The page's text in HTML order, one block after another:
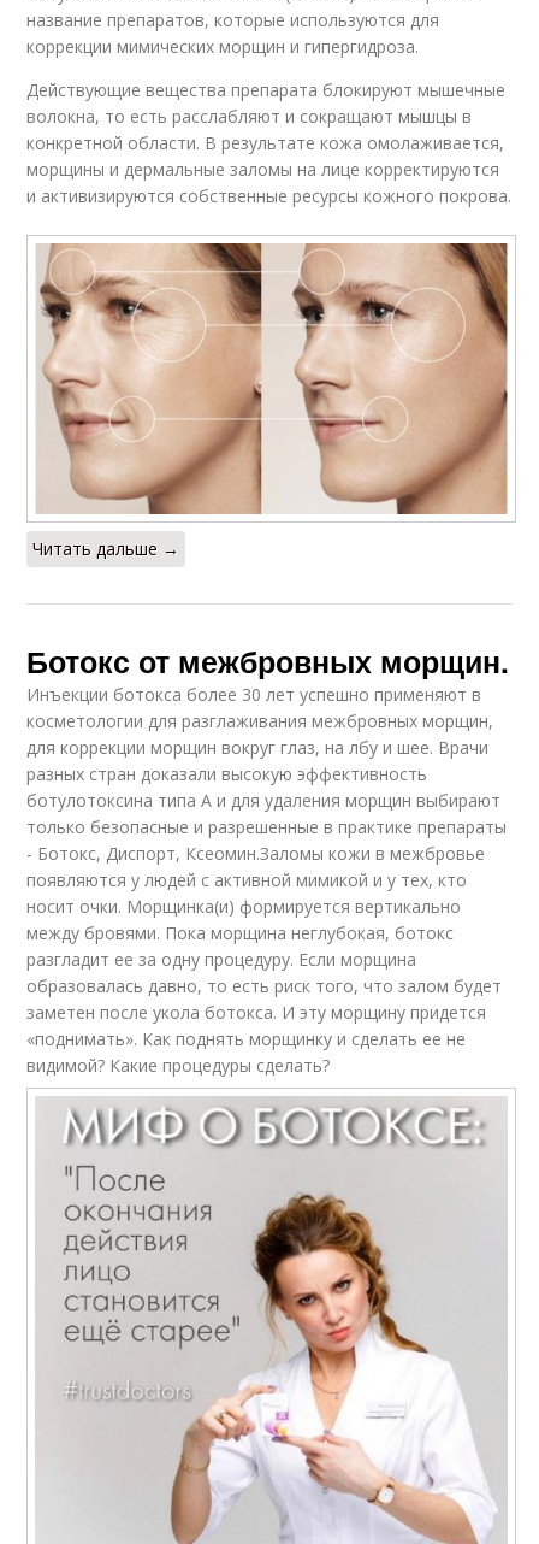
название препаратов, которые используются для
коррекции мимических морщин и гипергидроза.
Действующие вещества препарата блокируют мышечные
волокна, то есть расслабляют и сокращают мышцы в
конкретной области. В результате кожа омолаживается,
морщины и дермальные заломы на лице корректируются
и активизируются собственные ресурсы кожного покрова.
Читать дальше →
Ботокс от межбровных морщин.
Инъекции ботокса более 30 лет успешно применяют в
косметологии для разглаживания межбровных морщин,
для коррекции морщин вокруг глаз, на лбу и шее. Врачи
разных стран доказали высокую эффективность
ботулотоксина типа А и для удаления морщин выбирают
только безопасные и разрешенные в практике препараты
- Ботокс, Диспорт, Ксеомин.Заломы кожи в межбровье
появляются у людей с активной мимикой и у тех, кто
носит очки. Морщинка(и) формируется вертикально
между бровями. Пока морщина неглубокая, ботокс
разгладит ее за одну процедуру. Если морщина
образовалась давно, то есть риск того, что залом будет
заметен после укола ботокса. И эту морщину придется
«поднимать». Как поднять морщинку и сделать ее не
видимой? Какие процедуры сделать?